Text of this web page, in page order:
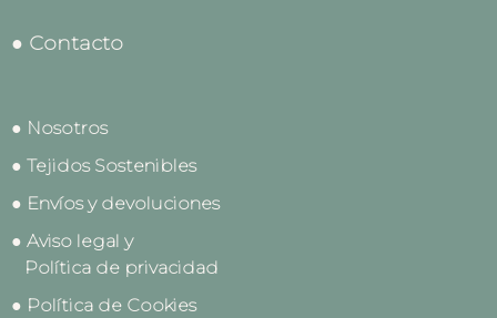
● Contacto
● Nosotros
● Tejidos Sostenibles
● Envíos y devoluciones
● Aviso legal y
Política de privacidad
● Política de Cookies